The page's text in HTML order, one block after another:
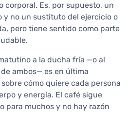
corporal. Es, por supuesto, un
y no un sustituto del ejercicio o
pero tiene sentido como parte
a la ducha fría —o al
ambos— es en última
cómo quiere cada persona
y energía. El café sigue
para muchos y no hay razón